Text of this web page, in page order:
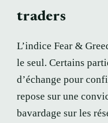
traders
L’indice Fear &
le seul. Certains
d’échange pour
repose sur une
bavardage sur les